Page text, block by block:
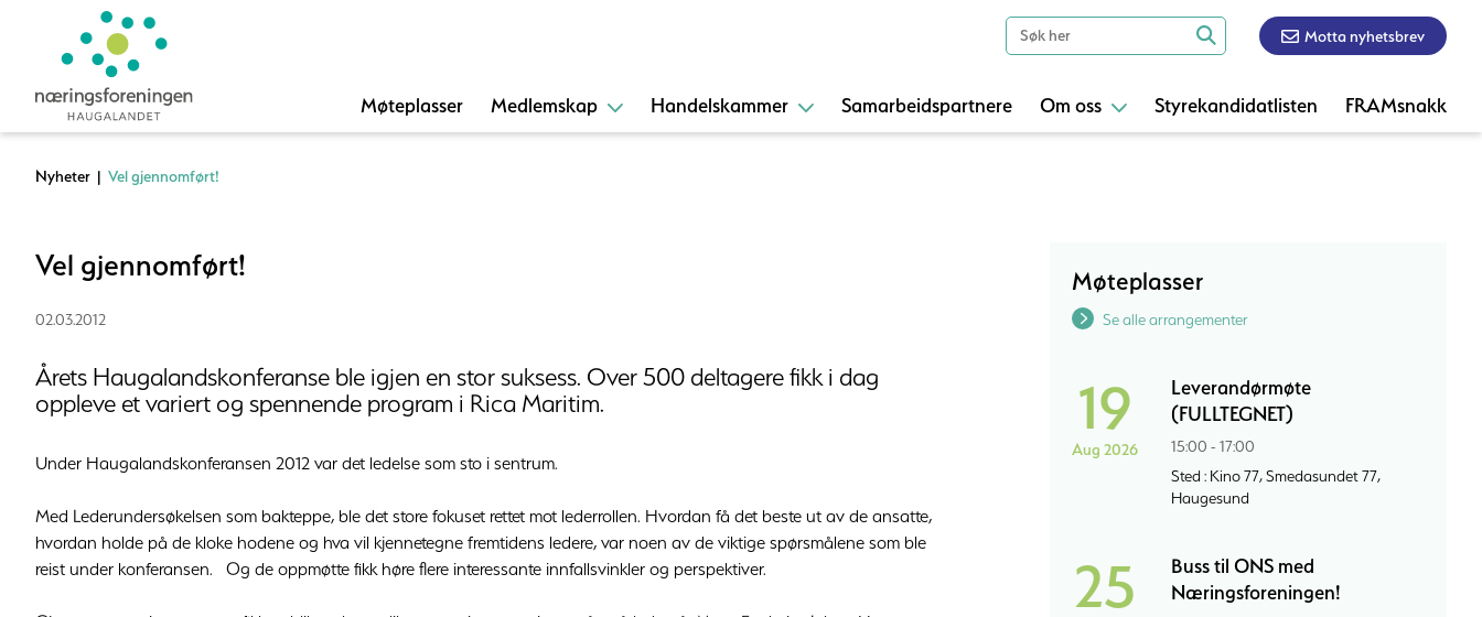
Motta nyhetsbrev
Møteplasser Medlemskap Handelskammer Samarbeidspartnere Om oss Styrekandidatlisten FRAMsnakk
Nyheter | Vel gjennomført!
Vel gjennomført!
02.03.2012
Årets Haugalandskonferanse ble igjen en stor suksess. Over 500 deltagere fikk i dag
oppleve et variert og spennende program i Rica Maritim.
Under Haugalandskonferansen 2012 var det ledelse som sto i sentrum.
Med Lederundersøkelsen som bakteppe, ble det store fokuset rettet mot lederrollen. Hvordan få det beste ut av de ansatte,
hvordan holde på de kloke hodene og hva vil kjennetegne fremtidens ledere, var noen av de viktige spørsmålene som ble
reist under konferansen. Og de oppmøtte fikk høre flere interessante innfallsvinkler og perspektiver.
Møteplasser
Se alle arrangementer
19
Aug 2026
Leverandørmøte
(FULLTEGNET)
15:00 - 17:00
Sted : Kino 77, Smedasundet 77,
Haugesund
25
Buss til ONS med
Næringsforeningen!